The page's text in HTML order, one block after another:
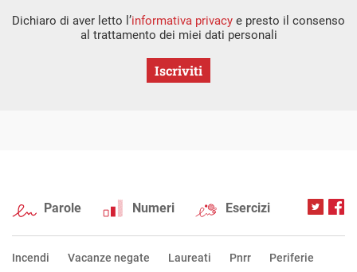
Dichiaro di aver letto l’informativa privacy e presto il consenso
al trattamento dei miei dati personali
Iscriviti
Parole Numeri Esercizi
Incendi Vacanze negate Laureati Pnrr Periferie